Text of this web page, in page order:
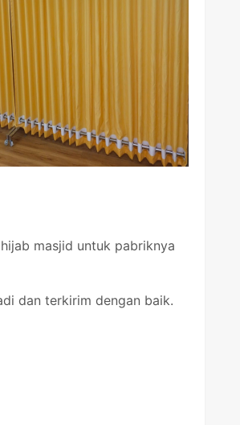
masjid untuk pabriknya
dan terkirim dengan baik.